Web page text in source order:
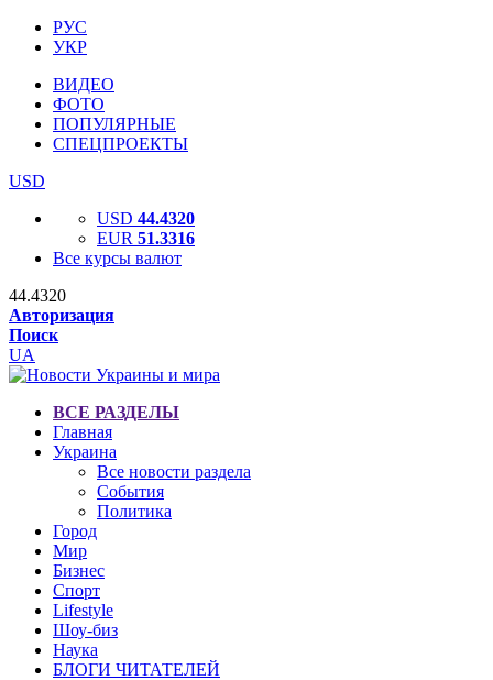
РУС
УКР
ВИДЕО
ФОТО
ПОПУЛЯРНЫЕ
СПЕЦПРОЕКТЫ
USD
USD 44.4320
EUR 51.3316
Все курсы валют
44.4320
Авторизация
Поиск
UA
ВСЕ РАЗДЕЛЫ
Главная
Украина
Все новости раздела
События
Политика
Город
Мир
Бизнес
Спорт
Lifestyle
Шоу-биз
Наука
БЛОГИ ЧИТАТЕЛЕЙ